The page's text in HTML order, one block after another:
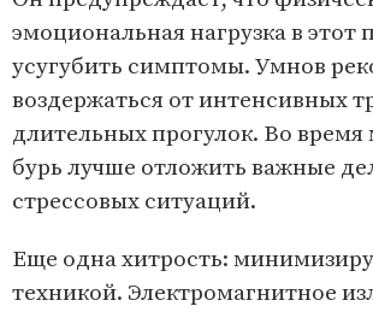
эмоциональная нагрузка в этот
усугубить симптомы. Умнов
воздержаться от интенсивных
длительных прогулок. Во
бурь лучше отложить важные
стрессовых ситуаций.
Еще одна хитрость:
техникой. Электромагнитное